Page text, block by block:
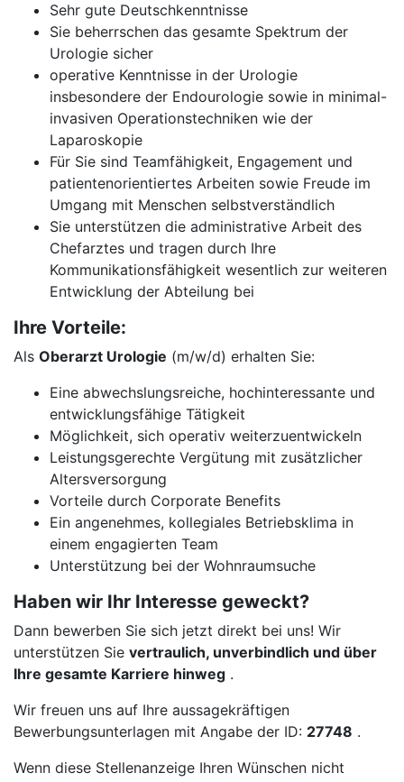
Sehr gute Deutschkenntnisse
Sie beherrschen das gesamte Spektrum der
Urologie sicher
operative Kenntnisse in der Urologie
insbesondere der Endourologie sowie in minimal-
invasiven Operationstechniken wie der
Laparoskopie
Für Sie sind Teamfähigkeit, Engagement und
patientenorientiertes Arbeiten sowie Freude im
Umgang mit Menschen selbstverständlich
Sie unterstützen die administrative Arbeit des
Chefarztes und tragen durch Ihre
Kommunikationsfähigkeit wesentlich zur weiteren
Entwicklung der Abteilung bei
Ihre Vorteile:
Als Oberarzt Urologie (m/w/d) erhalten Sie:
Eine abwechslungsreiche, hochinteressante und
entwicklungsfähige Tätigkeit
Möglichkeit, sich operativ weiterzuentwickeln
Leistungsgerechte Vergütung mit zusätzlicher
Altersversorgung
Vorteile durch Corporate Benefits
Ein angenehmes, kollegiales Betriebsklima in
einem engagierten Team
Unterstützung bei der Wohnraumsuche
Haben wir Ihr Interesse geweckt?
Dann bewerben Sie sich jetzt direkt bei uns! Wir
unterstützen Sie vertraulich, unverbindlich und über
Ihre gesamte Karriere hinweg .
Wir freuen uns auf Ihre aussagekräftigen
Bewerbungsunterlagen mit Angabe der ID: 27748 .
Wenn diese Stellenanzeige Ihren Wünschen nicht